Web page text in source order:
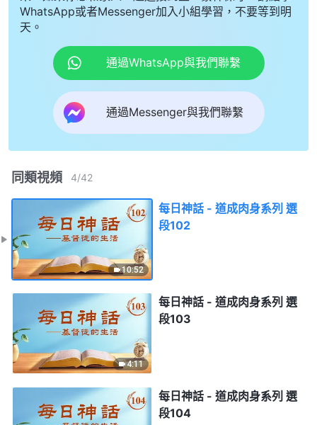
WhatsApp或者Messenger加入小組學習，不要等到明
天。
通過WhatsApp與我們聯繫
通過Messenger與我們聯繫
同類視頻 4/42
10:52
每日神話 - 道成肉身系列 選
段102
4:11
每日神話 - 道成肉身系列 選
段103
每日神話 - 道成肉身系列 選
段104